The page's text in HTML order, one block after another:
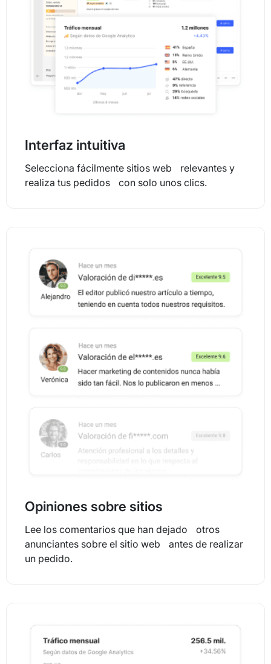
Interfaz intuitiva
Selecciona fácilmente sitios web relevantes y
realiza tus pedidos con solo unos clics.
Opiniones sobre sitios
Lee los comentarios que han dejado otros
anunciantes sobre el sitio web antes de realizar
un pedido.